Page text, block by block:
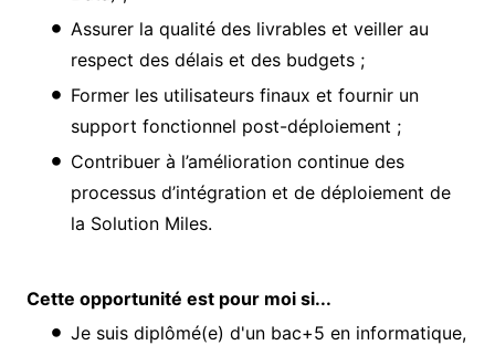
Assurer la qualité des livrables et veiller au
respect des délais et des budgets ;
Former les utilisateurs finaux et fournir un
support fonctionnel post-déploiement ;
Contribuer à l’amélioration continue des
processus d’intégration et de déploiement de
la Solution Miles.
Cette opportunité est pour moi si...
Je suis diplômé(e) d'un bac+5 en informatique,